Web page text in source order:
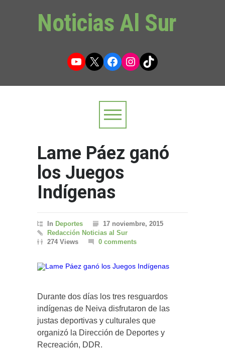
Noticias Al Sur
YouTube
X Facebook
Instagram
TikTok
Lame Páez ganó
los Juegos
Indígenas
In Deportes
17 noviembre, 2015
Redacción Noticias al Sur
274 Views
0 comments
Durante dos días los tres resguardos
indígenas de Neiva disfrutaron de las
justas deportivas y culturales que
organizó la Dirección de Deportes y
Recreación, DDR.